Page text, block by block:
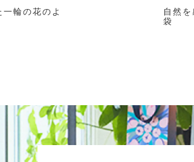
輪の花のよ
自然
袋